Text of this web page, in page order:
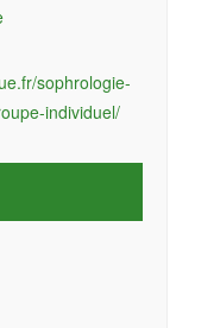
sophrologie-
individuel/